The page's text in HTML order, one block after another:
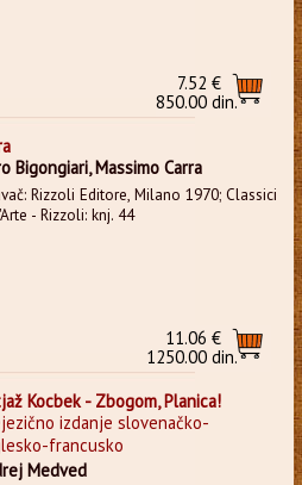
7.52 €
850.00 din.
Bigongiari, Massimo Carra
Rizzoli Editore, Milano 1970; Classici
- Rizzoli: knj. 44
11.06 €
1250.00 din.
Kocbek - Zbogom, Planica!
izdanje slovenačko-
francusko
Medved